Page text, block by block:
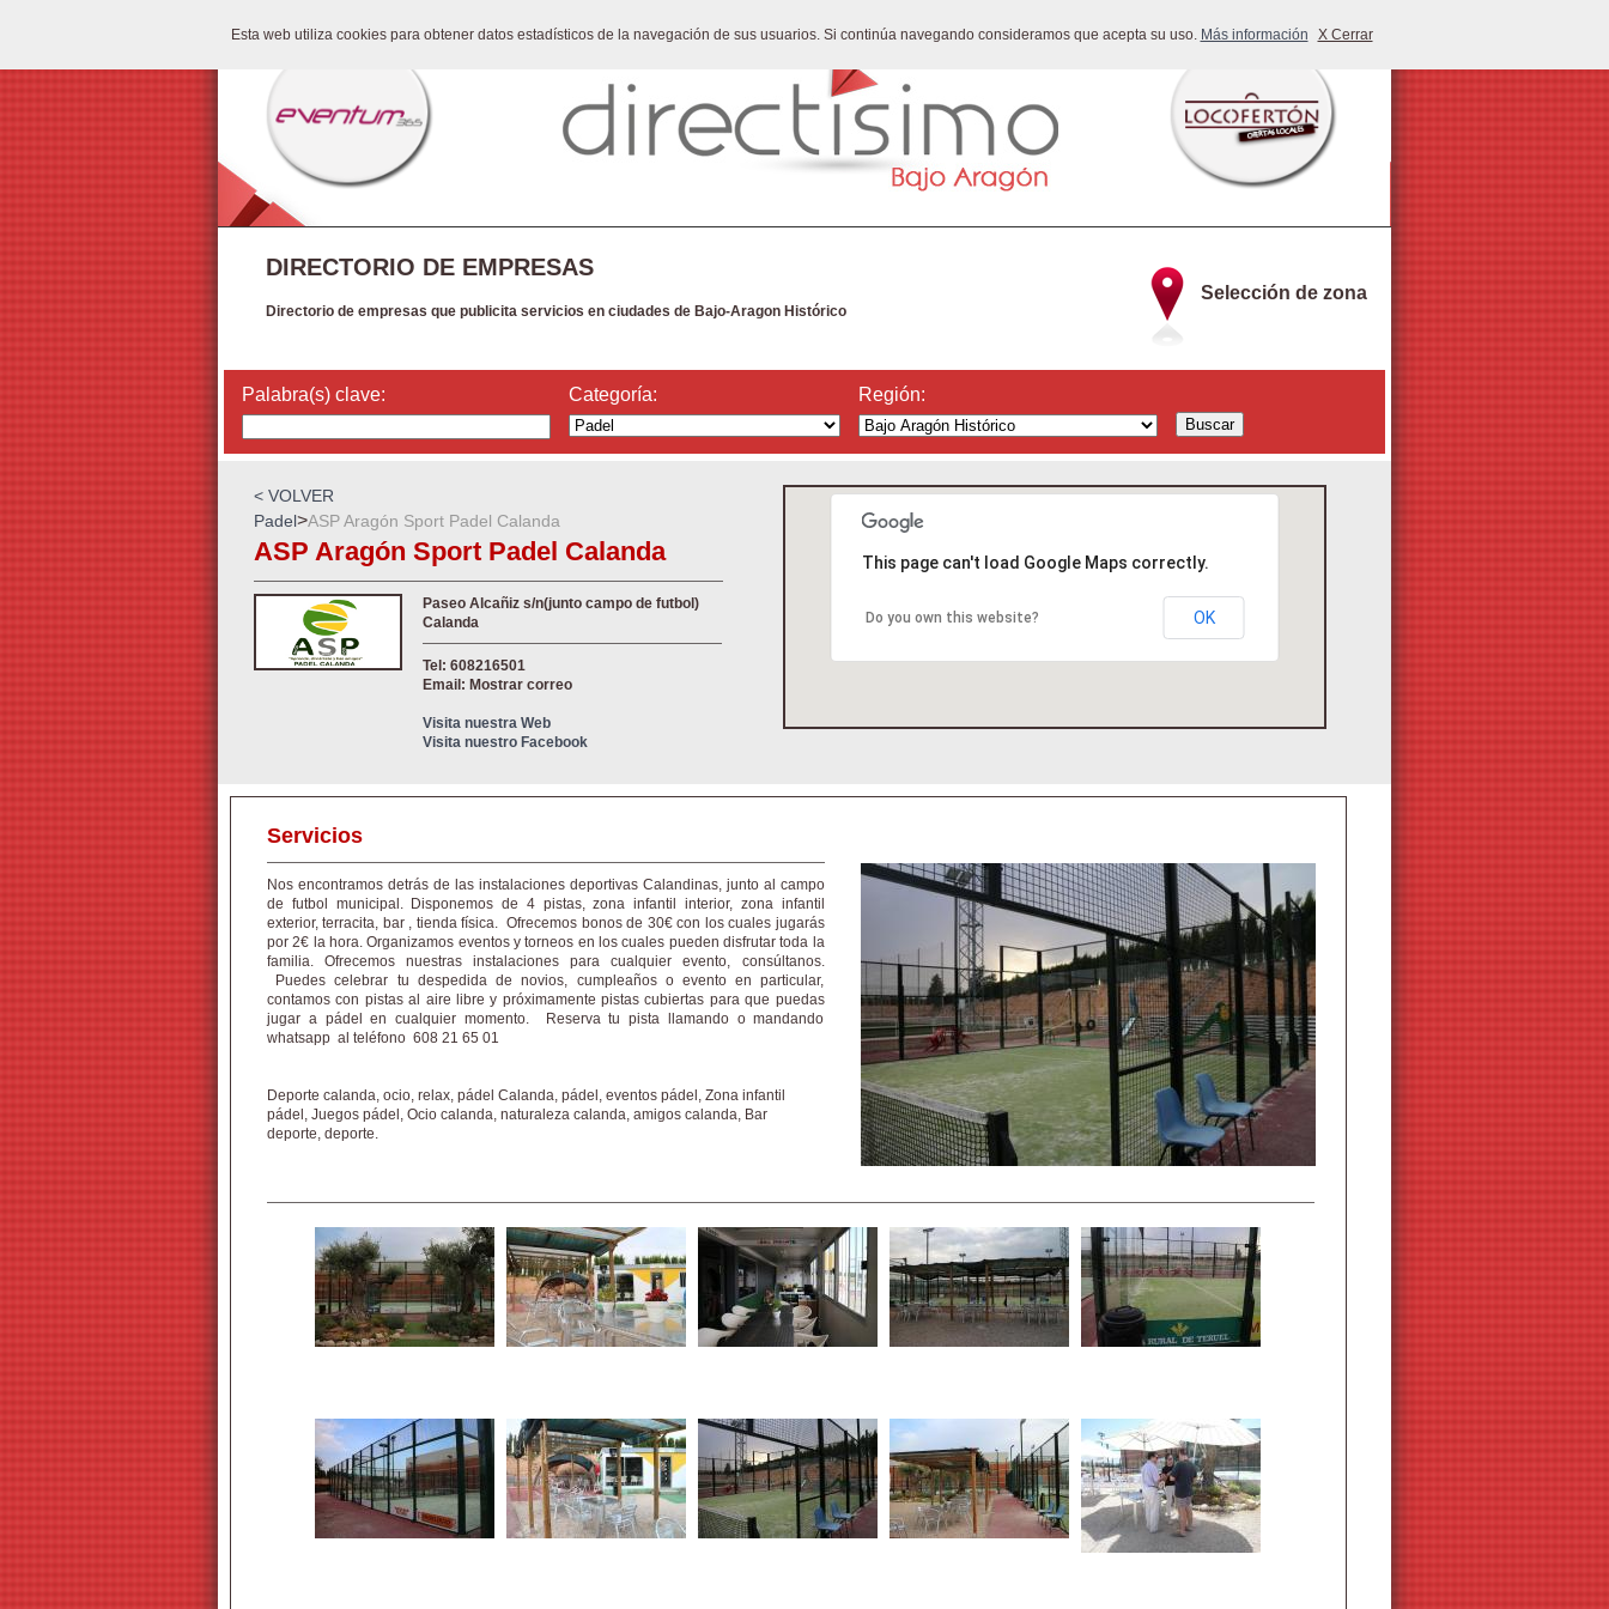
Esta web utiliza cookies para obtener datos estadísticos de la navegación de sus usuarios. Si continúa navegando consideramos que acepta su uso. Más información X Cerrar
Selección de zona
DIRECTORIO DE EMPRESAS
Directorio de empresas que publicita servicios en ciudades de Bajo-Aragon Histórico
Palabra(s) clave: Categoría: Región:
< VOLVER
Padel>ASP Aragón Sport Padel Calanda
ASP Aragón Sport Padel Calanda
Paseo Alcañiz s/n(junto campo de futbol)
Calanda
Tel: 608216501
Email: Mostrar correo
Visita nuestra Web
Visita nuestro Facebook
This page can't load Google Maps correctly.
Do you own this website? OK
Servicios
Nos encontramos detrás de las instalaciones deportivas Calandinas, junto al campo
de futbol municipal. Disponemos de 4 pistas, zona infantil interior, zona infantil
exterior, terracita, bar , tienda física. Ofrecemos bonos de 30€ con los cuales jugarás
por 2€ la hora. Organizamos eventos y torneos en los cuales pueden disfrutar toda la
familia. Ofrecemos nuestras instalaciones para cualquier evento, consúltanos.
Puedes celebrar tu despedida de novios, cumpleaños o evento en particular,
contamos con pistas al aire libre y próximamente pistas cubiertas para que puedas
jugar a pádel en cualquier momento. Reserva tu pista llamando o mandando
whatsapp al teléfono 608 21 65 01
Deporte calanda, ocio, relax, pádel Calanda, pádel, eventos pádel, Zona infantil
pádel, Juegos pádel, Ocio calanda, naturaleza calanda, amigos calanda, Bar
deporte, deporte.